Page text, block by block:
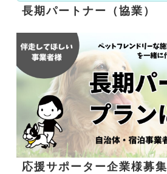
長期パートナー（協業）
応援サポーター企業様募集